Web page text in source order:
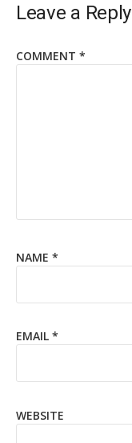
Leave a Reply
COMMENT *
NAME *
EMAIL *
WEBSITE